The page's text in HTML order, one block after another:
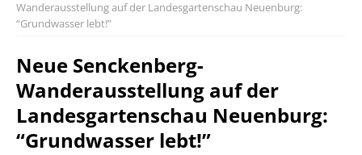
Wanderausstellung auf der Landesgartenschau Neuenburg:
“Grundwasser lebt!”
Neue Senckenberg-
Wanderausstellung auf der
Landesgartenschau Neuenburg:
“Grundwasser lebt!”